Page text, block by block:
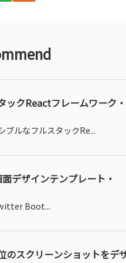
ックReactフレームワーク・
ルなフルスタックRe...
デザインテンプレート・
Boot...
のスクリーンショットをデ